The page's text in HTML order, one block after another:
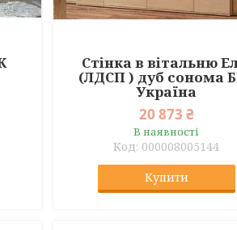
Стінка в вітальню
(ЛДСП ) дуб сонома
Україна
20 873 ₴
В наявності
000008005144
Купити